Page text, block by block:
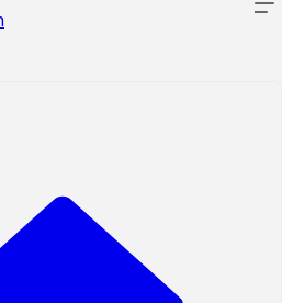
Theo dõi ticket